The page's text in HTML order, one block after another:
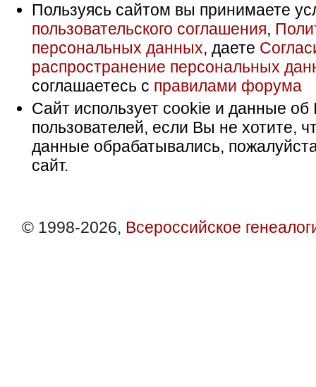
Пользуясь сайтом вы принимаете
пользовательского соглашения,
персональных данных, даете
распространение персональных
соглашаетесь с правилами форума
Сайт использует cookie и данные об
пользователей, если Вы не хотите,
данные обрабатывались,
сайт.
© 1998-2026, Всероссийское